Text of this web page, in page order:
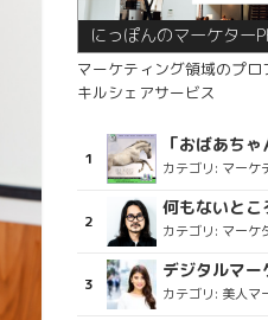
にっぽんのマーケター
マーケティング領域のプ
キルシェアサービス
カテゴリ: マーケ
何もないとこ
カテゴリ: マーケ
カテゴリ: 美人マ